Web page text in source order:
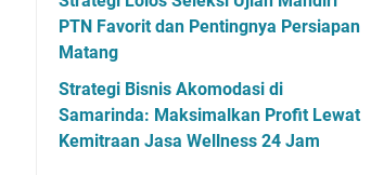
PTN Favorit dan Pentingnya Persiapan
Matang
Strategi Bisnis Akomodasi di
Samarinda: Maksimalkan Profit Lewat
Kemitraan Jasa Wellness 24 Jam